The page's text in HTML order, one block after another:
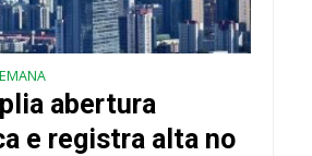
abertura
e registra alta no